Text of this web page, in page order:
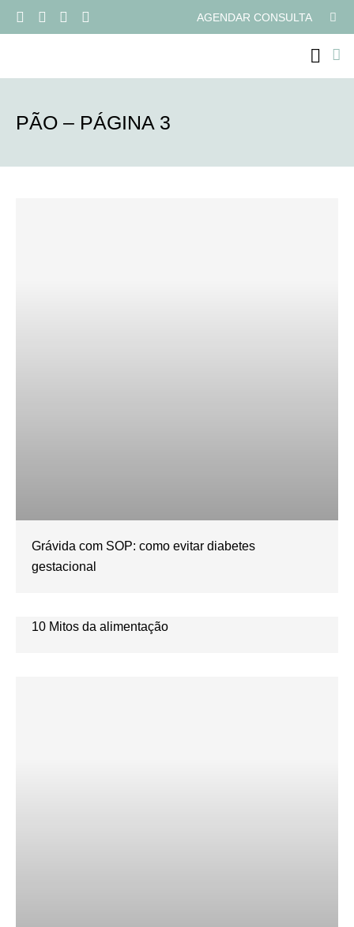
AGENDAR CONSULTA
PÃO – PÁGINA 3
Grávida com SOP: como evitar diabetes
gestacional
10 Mitos da alimentação